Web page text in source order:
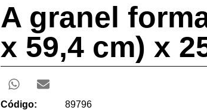
A granel
x 59,4 cm) x
Código:
89796